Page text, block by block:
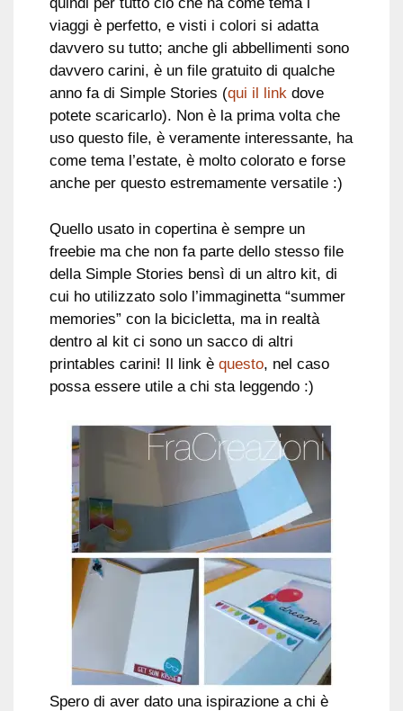
viaggi è perfetto, e visti i colori si adatta
davvero su tutto; anche gli abbellimenti sono
davvero carini, è un file gratuito di qualche
anno fa di Simple Stories (qui il link dove
potete scaricarlo). Non è la prima volta che
uso questo file, è veramente interessante, ha
come tema l’estate, è molto colorato e forse
anche per questo estremamente versatile :)
Quello usato in copertina è sempre un
freebie ma che non fa parte dello stesso file
della Simple Stories bensì di un altro kit, di
cui ho utilizzato solo l’immaginetta “summer
memories” con la bicicletta, ma in realtà
dentro al kit ci sono un sacco di altri
printables carini! Il link è questo, nel caso
possa essere utile a chi sta leggendo :)
Spero di aver dato una ispirazione a chi è